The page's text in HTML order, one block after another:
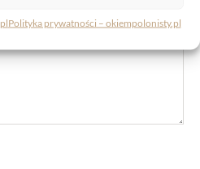
Polityka prywatności – okiempolonisty.pl